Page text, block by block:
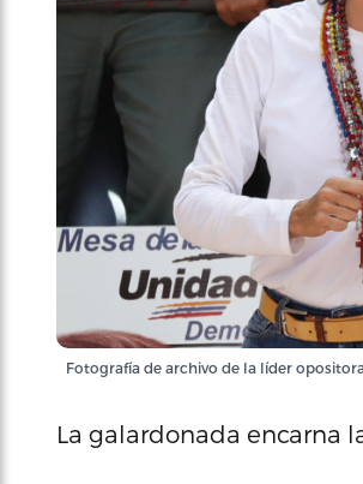
Fotografía de archivo de la líder
La galardonada encarna